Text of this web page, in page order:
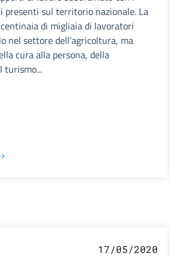
sul territorio nazionale. La
di migliaia di lavoratori
nel settore dell’agricoltura, ma
cura alla persona, della
turismo...
17/05/2020